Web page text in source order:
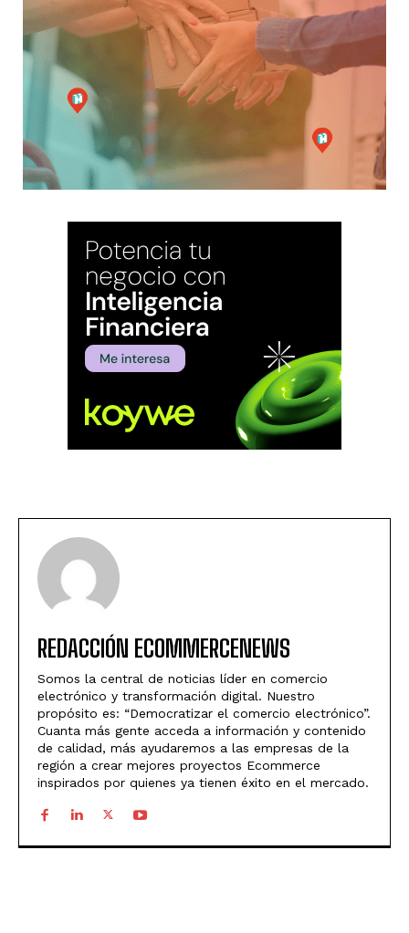
REDACCIÓN ECOMMERCENEWS
Somos la central de noticias líder en comercio
electrónico y transformación digital. Nuestro
propósito es: “Democratizar el comercio electrónico”.
Cuanta más gente acceda a información y contenido
de calidad, más ayudaremos a las empresas de la
región a crear mejores proyectos Ecommerce
inspirados por quienes ya tienen éxito en el mercado.